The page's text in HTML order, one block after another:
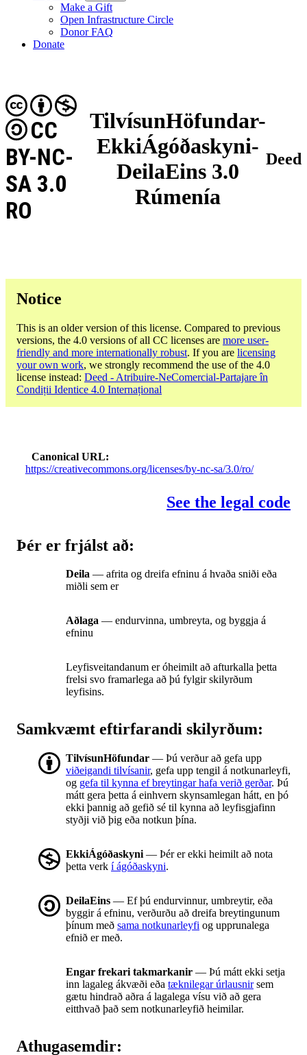
Make a Gift
Open Infrastructure Circle
Donor FAQ
Donate
TilvísunHöfundar-
EkkiÁgóðaskyni-
DeilaEins 3.0
Rúmenía
CC
BY-NC-
SA 3.0
RO
Deed
Notice
This is an older version of this license. Compared to previous
versions, the 4.0 versions of all CC licenses are more user-
friendly and more internationally robust. If you are licensing
your own work, we strongly recommend the use of the 4.0
license instead: Deed - Atribuire-NeComercial-Partajare în
Condiții Identice 4.0 Internațional
Canonical URL
https://creativecommons.org/licenses/by-nc-sa/3.0/ro/
See the legal code
Þér er frjálst að:
Deila — afrita og dreifa efninu á hvaða sniði eða
miðli sem er
Aðlaga — endurvinna, umbreyta, og byggja á
efninu
Leyfisveitandanum er óheimilt að afturkalla þetta
frelsi svo framarlega að þú fylgir skilyrðum
leyfisins.
Samkvæmt eftirfarandi skilyrðum:
TilvísunHöfundar — Þú verður að gefa upp
viðeigandi tilvísanir, gefa upp tengil á notkunarleyfi,
og gefa til kynna ef breytingar hafa verið gerðar. Þú
mátt gera þetta á einhvern skynsamlegan hátt, en þó
ekki þannig að gefið sé til kynna að leyfisgjafinn
styðji við þig eða notkun þína.
EkkiÁgóðaskyni — Þér er ekki heimilt að nota
þetta verk í ágóðaskyni.
DeilaEins — Ef þú endurvinnur, umbreytir, eða
byggir á efninu, verðurðu að dreifa breytingunum
þínum með sama notkunarleyfi og upprunalega
efnið er með.
Engar frekari takmarkanir — Þú mátt ekki setja
inn lagaleg ákvæði eða tæknilegar úrlausnirsem
gætu hindrað aðra á lagalega vísu við að gera
eitthvað það sem notkunarleyfið heimilar.
Athugasemdir: